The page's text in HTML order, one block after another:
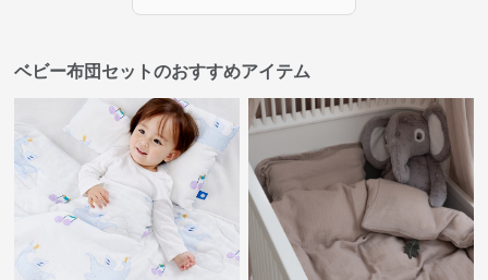
ベビー布団セットのおすすめアイテム